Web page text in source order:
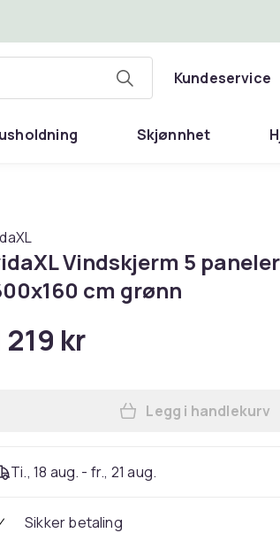
Kundeservice
Skjønnhet
Vindskjerm 5
cm grønn
219 kr
Legg
Legg i handlekurv
Ti., 18 aug. - fr., 21 aug.
Sikker betaling